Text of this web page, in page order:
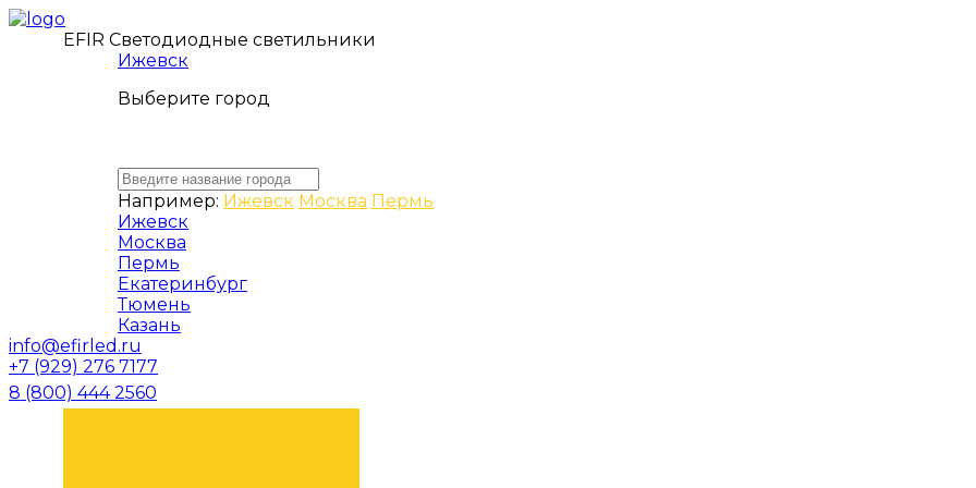
EFIR Светодиодные светильники
Ижевск
Выберите город
Например: Ижевск Москва Пермь
Ижевск
Москва
Пермь
Екатеринбург
Тюмень
Казань
info@efirled.ru
+7 (929) 276 7177
8 (800) 444 2560